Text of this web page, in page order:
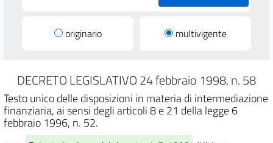
originario multivigente
DECRETO LEGISLATIVO 24 febbraio 1998, n. 58
Testo unico delle disposizioni in materia di intermediazione
finanziaria, ai sensi degli articoli 8 e 21 della legge 6
febbraio 1996, n. 52.